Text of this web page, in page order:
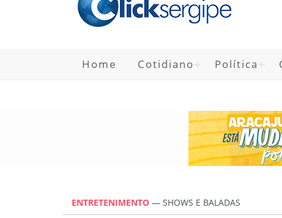
Home Cotidiano Política
ENTRETENIMENTO — SHOWS E BALADAS